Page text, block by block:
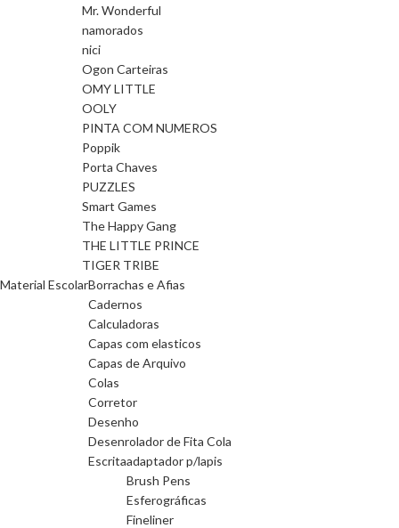
Mr. Wonderful
namorados
nici
Ogon Carteiras
OMY LITTLE
OOLY
PINTA COM NUMEROS
Poppik
Porta Chaves
PUZZLES
Smart Games
The Happy Gang
THE LITTLE PRINCE
TIGER TRIBE
Material EscolarBorrachas e Afias
Cadernos
Calculadoras
Capas com elasticos
Capas de Arquivo
Colas
Corretor
Desenho
Desenrolador de Fita Cola
Escritaadaptador p/lapis
Brush Pens
Esferográficas
Fineliner